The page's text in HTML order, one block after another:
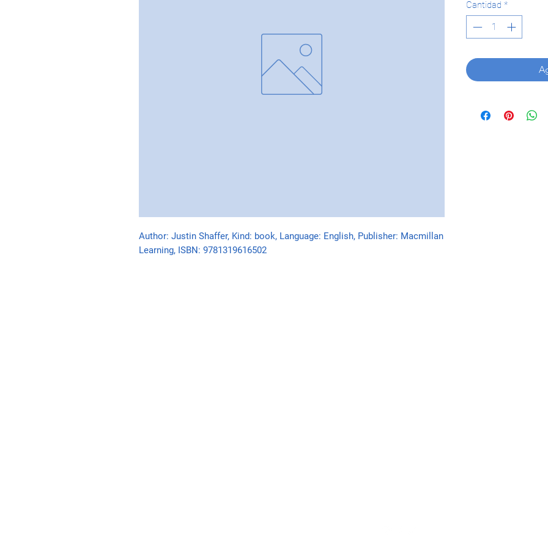
Author: Justin Shaffer, Kind: book, Language: English, Publisher: Macmillan
Learning, ISBN: 9781319616502
Cantidad *